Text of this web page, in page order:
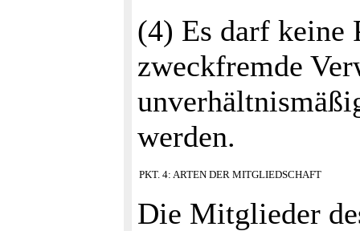
(4) Es darf keine
zweckfremde
werden.
PKT. 4: ARTEN DER MITGLIEDSCHAFT
Die Mitglieder